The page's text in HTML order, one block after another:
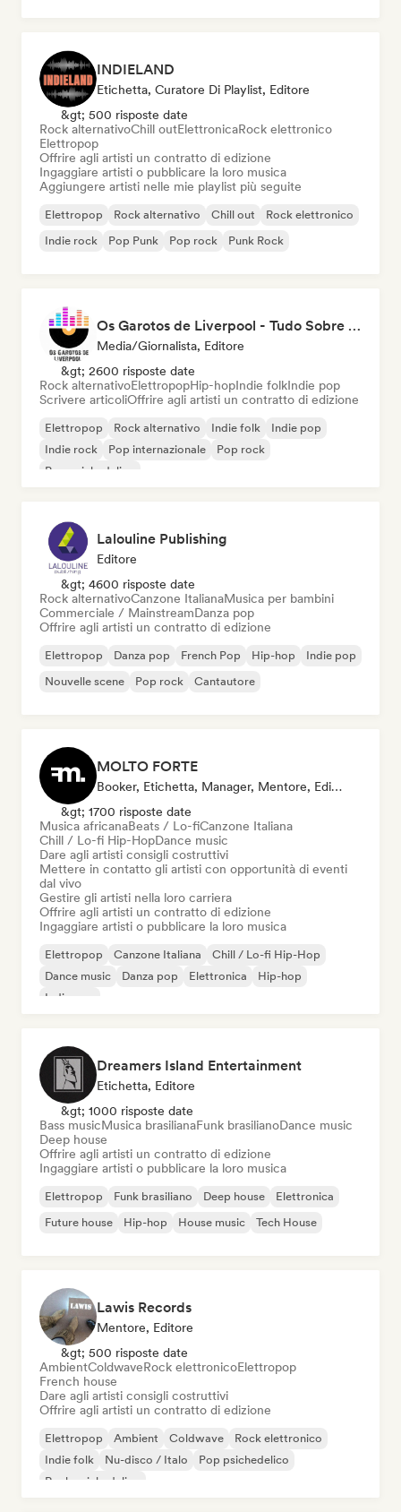
INDIELAND
Etichetta, Curatore Di Playlist, Editore
&gt; 500 risposte date
Rock alternativoChill outElettronicaRock elettronico
Elettropop
Offrire agli artisti un contratto di edizione
Ingaggiare artisti o pubblicare la loro musica
Aggiungere artisti nelle mie playlist più seguite
Elettropop Rock alternativo Chill out
Rock elettronico
Indie rock
Pop Punk Pop rock Punk Rock
Os Garotos de Liverpool - Tudo Sobre Música
Media/Giornalista, Editore
&gt; 2600 risposte date
Rock alternativoElettropopHip-hopIndie folkIndie pop
Scrivere articoliOffrire agli artisti un contratto di edizione
Elettropop Rock alternativo Indie folk
Indie pop
Indie rock
Pop internazionale
Pop rock
Pop psichedelico
Lalouline Publishing
Editore
&gt; 4600 risposte date
Rock alternativoCanzone ItalianaMusica per bambini
Commerciale / MainstreamDanza pop
Offrire agli artisti un contratto di edizione
Elettropop Danza pop French Pop Hip-hop
Indie pop
Nouvelle scene
Pop rock Cantautore
MOLTO FORTE
Booker, Etichetta, Manager, Mentore, Editore
&gt; 1700 risposte date
Musica africanaBeats / Lo-fiCanzone Italiana
Chill / Lo-fi Hip-HopDance music
Dare agli artisti consigli costruttivi
Mettere in contatto gli artisti con opportunità di eventi
dal vivo
Gestire gli artisti nella loro carriera
Offrire agli artisti un contratto di edizione
Ingaggiare artisti o pubblicare la loro musica
Elettropop Canzone Italiana
Chill / Lo-fi Hip-Hop
Dance music
Danza pop Elettronica
Hip-hop
Indie pop
Dreamers Island Entertainment
Etichetta, Editore
&gt; 1000 risposte date
Bass musicMusica brasilianaFunk brasilianoDance music
Deep house
Offrire agli artisti un contratto di edizione
Ingaggiare artisti o pubblicare la loro musica
Elettropop Funk brasiliano Deep house
Elettronica
Future house
Hip-hop House music Tech House
Lawis Records
Mentore, Editore
&gt; 500 risposte date
AmbientColdwaveRock elettronicoElettropop
French house
Dare agli artisti consigli costruttivi
Offrire agli artisti un contratto di edizione
Elettropop Ambient Coldwave
Rock elettronico
Indie folk
Nu-disco / Italo
Pop psichedelico
Rock psichedelico